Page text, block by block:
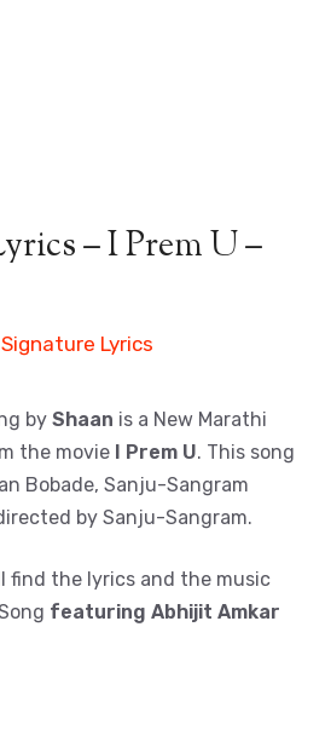
– I Prem U –
Signature Lyrics
by Shaan is a New Marathi
the movie I Prem U. This song
Bobade, Sanju-Sangram
by Sanju-Sangram.
find the lyrics and the music
featuring Abhijit Amkar